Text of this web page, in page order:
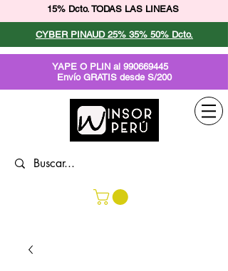
15% Dcto. TODAS LAS LINEAS
CYBER PINAUD 25% 35% 50% Dcto.
YAPE O PLIN al 990669445
Envío GRATIS desde S/200